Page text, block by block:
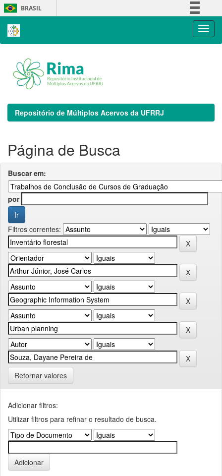
Skip
navigation
BRASIL
Repositório de Múltiplos Acervos da UFRRJ
Página de Busca
Buscar em:
por
Filtros correntes:
Retornar valores
Adicionar filtros:
Utilizar filtros para refinar o resultado de busca.